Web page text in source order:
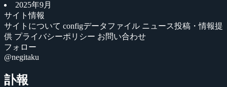
2025年9月
サイト情報
サイトについて configデータファイル ニュース投稿・情報提
供 プライバシーポリシー お問い合わせ
フォロー
@negitaku
訃報